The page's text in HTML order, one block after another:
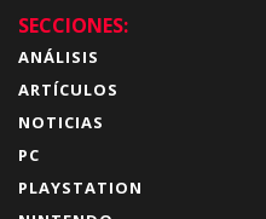
SECCIONES:
ANÁLISIS
ARTÍCULOS
NOTICIAS
PC
PLAYSTATION